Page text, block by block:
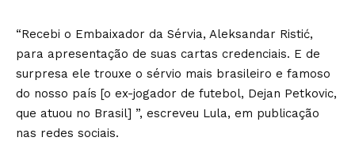
“Recebi o Embaixador da Sérvia, Aleksandar Ristić,
para apresentação de suas cartas credenciais. E de
surpresa ele trouxe o sérvio mais brasileiro e famoso
do nosso país [o ex-jogador de futebol, Dejan Petkovic,
que atuou no Brasil] ”, escreveu Lula, em publicação
nas redes sociais.